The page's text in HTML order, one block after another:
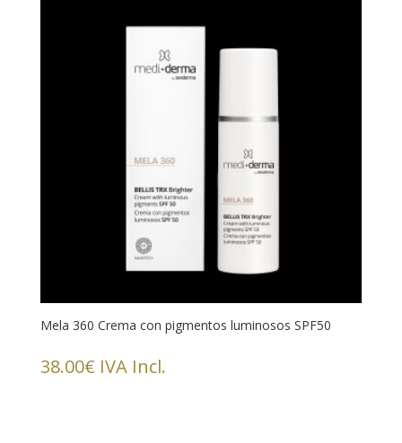
Mela 360 Crema con pigmentos luminosos SPF50
38.00€ IVA Incl.